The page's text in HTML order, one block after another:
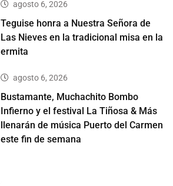
agosto 6, 2026
Teguise honra a Nuestra Señora de
Las Nieves en la tradicional misa en la
ermita
agosto 6, 2026
Bustamante, Muchachito Bombo
Infierno y el festival La Tiñosa & Más
llenarán de música Puerto del Carmen
este fin de semana